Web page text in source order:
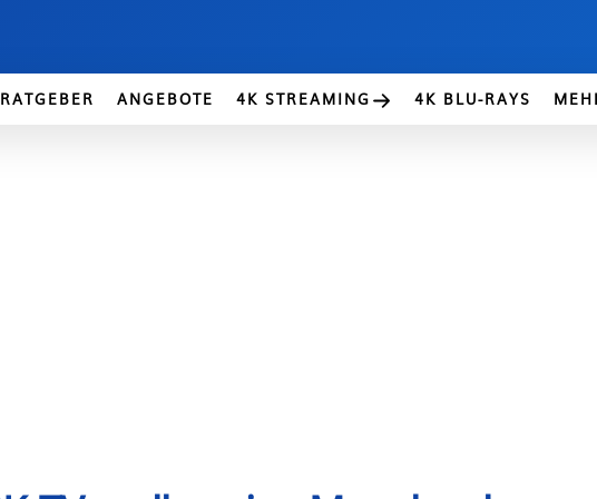
RATGEBER ANGEBOTE 4K STREAMING 4K BLU-RAYS